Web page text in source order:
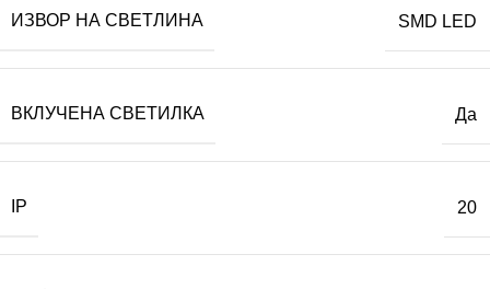
ИЗВОР НА СВЕТЛИНА SMD LED
ВКЛУЧЕНА СВЕТИЛКА Да
IP 20